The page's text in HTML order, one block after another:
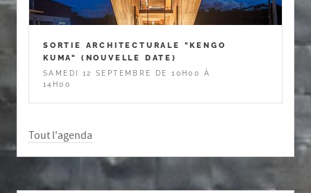
SORTIE ARCHITECTURALE "KENGO
KUMA" (NOUVELLE DATE)
SAMEDI 12 SEPTEMBRE DE 10H00 À
14H00
Tout l'agenda